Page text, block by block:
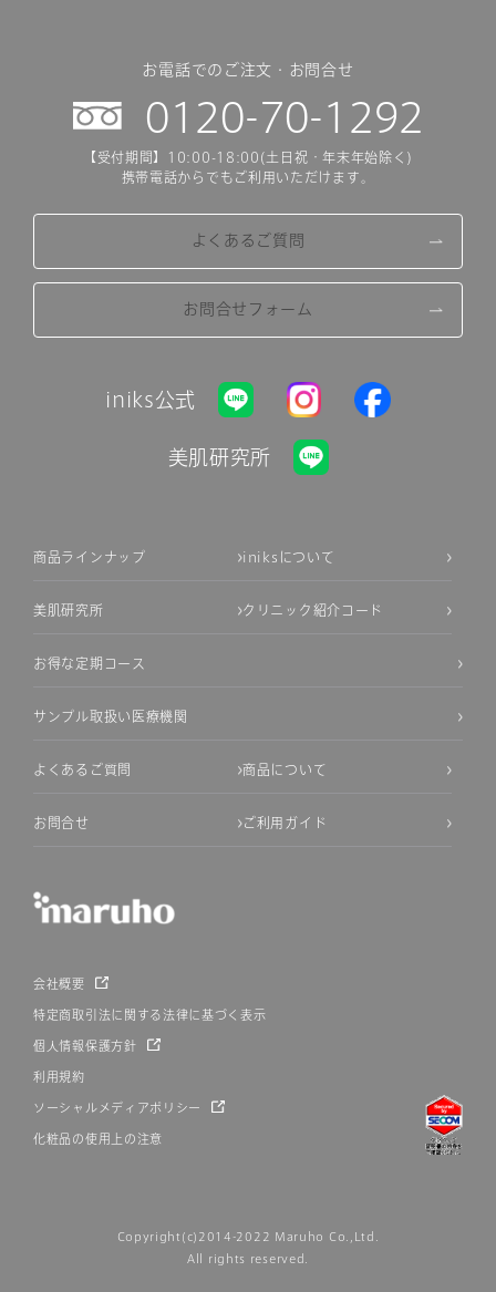
お電話でのご注文・お問合せ
0120-70-1292
【受付期間】10:00-18:00(土日祝・年末年始除く)
携帯電話からでもご利用いただけます。
よくあるご質問
お問合せフォーム
iniks公式
美肌研究所
商品ラインナップ iniksについて
美肌研究所 クリニック紹介コード
お得な定期コース
サンプル取扱い医療機関
よくあるご質問 商品について
お問合せ ご利用ガイド
会社概要
特定商取引法に関する法律に基づく表示
個人情報保護方針
利用規約
ソーシャルメディアポリシー
化粧品の使用上の注意
Copyright(c)2014-2022 Maruho Co.,Ltd.
All rights reserved.